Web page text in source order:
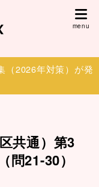
（2026年対策）が発
共通）第3
21-30）